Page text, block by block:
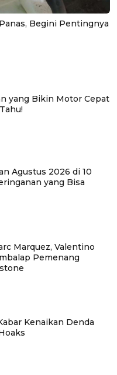
Begini Pentingnya
yang Bikin Motor Cepat
Agustus 2026 di 10
yang Bisa
Marquez, Valentino
Pemenang
Kenaikan Denda